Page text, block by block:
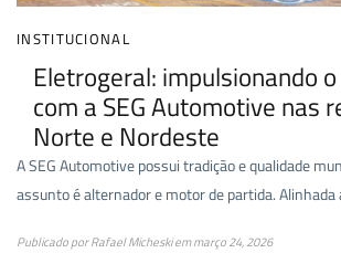
INSTITUCIONAL
Eletrogeral: impulsionando
com a SEG Automotive nas
Norte e Nordeste
A SEG Automotive possui tradição e qualidade
assunto é alternador e motor de partida. Alinhada
Publicado porRafael Micheskiemmarço 24, 2026